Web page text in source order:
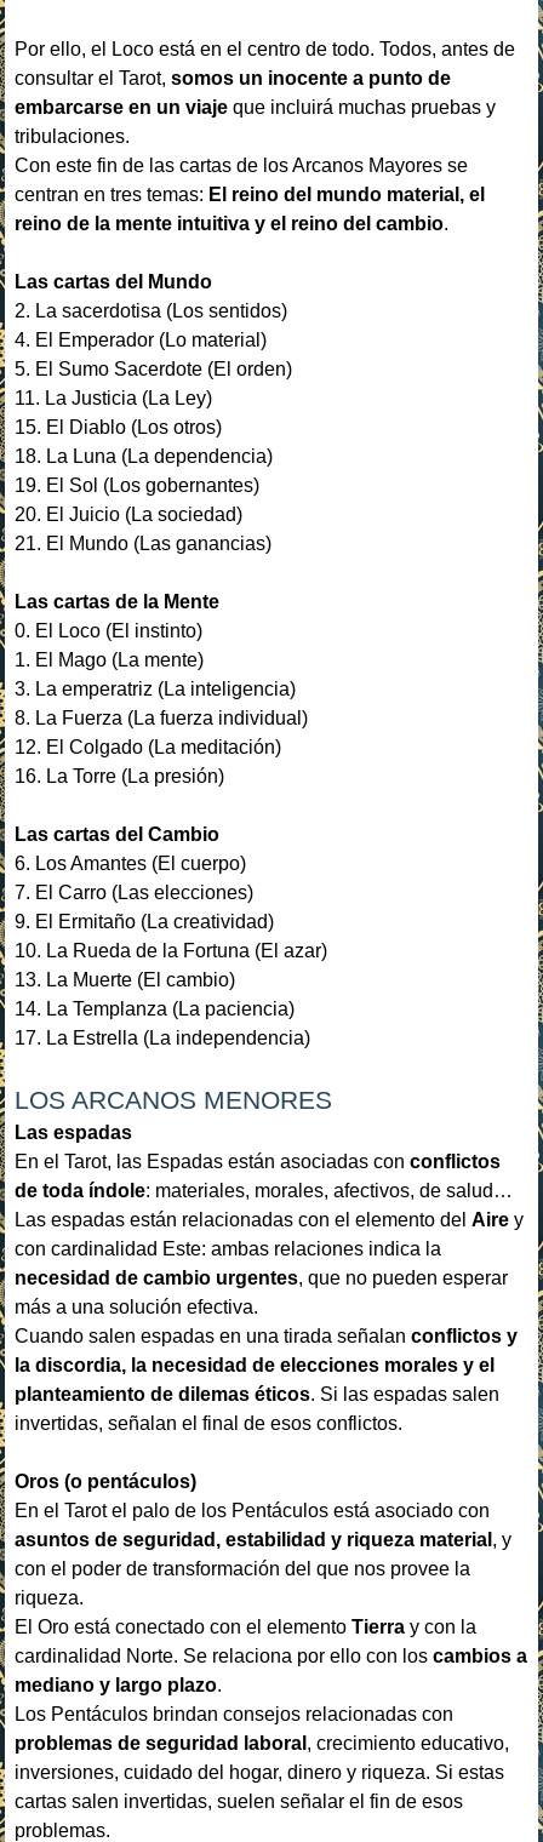
Por ello, el Loco está en el centro de todo. Todos, antes de
consultar el Tarot,somos un inocente a punto de
embarcarse en un viaje que incluirá muchas pruebas y
tribulaciones.
Con este fin de las cartas de los Arcanos Mayores se
centran en tres temas: El reino del mundo material, el
reino de la mente intuitiva y el reino del cambio.
Las cartas del Mundo
2. La sacerdotisa (Los sentidos)
4. El Emperador (Lo material)
5. El Sumo Sacerdote (El orden)
11. La Justicia (La Ley)
15. El Diablo (Los otros)
18. La Luna (La dependencia)
19. El Sol (Los gobernantes)
20. El Juicio (La sociedad)
21. El Mundo (Las ganancias)
Las cartas de la Mente
0. El Loco (El instinto)
1. El Mago (La mente)
3. La emperatriz (La inteligencia)
8. La Fuerza (La fuerza individual)
12. El Colgado (La meditación)
16. La Torre (La presión)
Las cartas del Cambio
6. Los Amantes (El cuerpo)
7. El Carro (Las elecciones)
9. El Ermitaño (La creatividad)
10. La Rueda de la Fortuna (El azar)
13. La Muerte (El cambio)
14. La Templanza (La paciencia)
17. La Estrella (La independencia)
LOS ARCANOS MENORES
Las espadas
En el Tarot, las Espadas están asociadas conconflictos
de toda índole: materiales, morales, afectivos, de salud…
Las espadas están relacionadas con el elemento delAire y
con cardinalidad Este: ambas relaciones indica la
necesidad de cambio urgentes, que no pueden esperar
más a una solución efectiva.
Cuando salen espadas en una tirada señalanconflictos y
la discordia, la necesidad de elecciones morales y el
planteamiento de dilemas éticos. Si las espadas salen
invertidas, señalan el final de esos conflictos.
Oros (o pentáculos)
En el Tarot el palo de los Pentáculos está asociado con
asuntos de seguridad, estabilidad y riqueza material , y
con el poder de transformación del que nos provee la
riqueza.
El Oro está conectado con el elementoTierra y con la
cardinalidad Norte. Se relaciona por ello con loscambios a
mediano y largo plazo.
Los Pentáculos brindan consejos relacionadas con
problemas de seguridad laboral , crecimiento educativo,
inversiones, cuidado del hogar, dinero y riqueza. Si estas
cartas salen invertidas, suelen señalar el fin de esos
problemas.